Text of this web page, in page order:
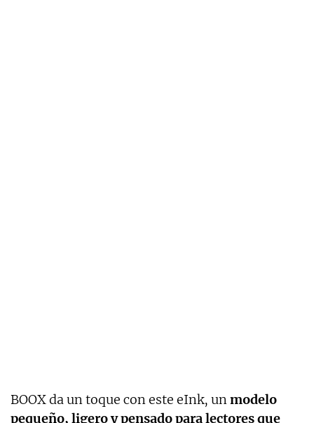
BOOX da un toque con este eInk, unmodelo
pequeño, ligero y pensado para lectores que